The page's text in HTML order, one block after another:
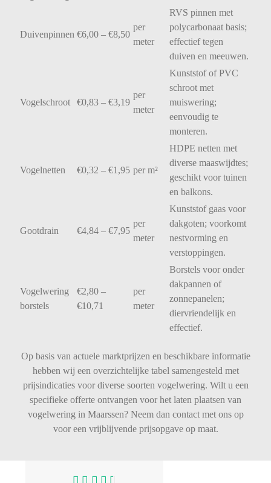
Duivenpinnen €6,00 – €8,50
per
meter
RVS pinnen met
polycarbonaat basis;
effectieftegen
duiven en meeuwen.
Vogelschroot €0,83 – €3,19
per
meter
KunststofofPVC
schroot met
muiswering;
eenvoudig te
monteren.
Vogelnetten €0,32 – €1,95 per m²
HDPE netten met
diverse maaswijdtes;
geschikt voor tuinen
en balkons.
Gootdrain €4,84 – €7,95
per
meter
Kunststof gaas voor
dakgoten; voorkomt
nestvorming en
verstoppingen.
Vogelwering
borstels
€2,80 –
€10,71
per
meter
Borstels voor onder
dakpannen of
zonnepanelen;
diervriendelijk en
effectief.
Op basis van actuele marktprijzen en beschikbare informatie
hebben wij een overzichtelijke tabel samengesteld met
prijsindicaties voor diverse soorten vogelwering. Wilt u een
specifieke offerte ontvangen voor het laten plaatsen van
vogelwering in Maarssen? Neem dan contact met ons op
voor een vrijblijvende prijsopgave op maat.